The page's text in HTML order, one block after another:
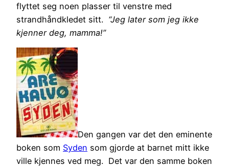
flyttet seg noen plasser til venstre med
strandhåndkledet sitt. “Jeg later som jeg ikke
kjenner deg, mamma!”
Den gangen var det den eminente
boken som Syden som gjorde at barnet mitt ikke
ville kjennes ved meg. Det var den samme boken